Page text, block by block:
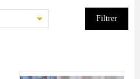
 Filtrer